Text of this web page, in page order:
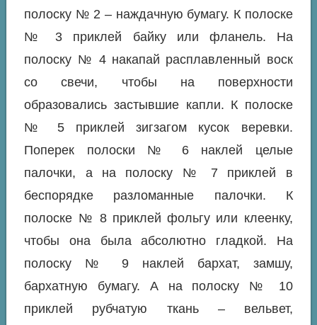
полоску № 2 – наждачную бумагу. К полоске
№ 3 приклей байку или фланель. На
полоску № 4 накапай расплавленный воск
со свечи, чтобы на поверхности
образовались застывшие капли. К полоске
№ 5 приклей зигзагом кусок веревки.
Поперек полоски № 6 наклей целые
палочки, а на полоску № 7 приклей в
беспорядке разломанные палочки. К
полоске № 8 приклей фольгу или клеенку,
чтобы она была абсолютно гладкой. На
полоску № 9 наклей бархат, замшу,
бархатную бумагу. А на полоску № 10
приклей рубчатую ткань – вельвет,